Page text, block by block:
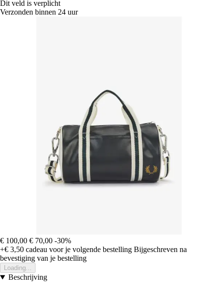
Dit veld is verplicht
Verzonden binnen 24 uur
€ 100,00 € 70,00 -30%
+€ 3,50 cadeau voor je volgende bestelling Bijgeschreven na
bevestiging van je bestelling
Loading...
Beschrijving